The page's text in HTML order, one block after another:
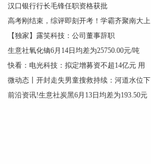
汉口银行行长毛锋任职资格获批
高考刚结束，综评即刻开考！学霸齐聚南大上
【独家】露笑科技：公司董事辞职
生意社氧化镝6月14日均差为25750.00元/吨
快看：电光科技：拟定增募资不超14亿元 用
微动态丨开封走失男童搜救持续：河道水位下
前沿资讯!生意社炭黑6月13日均差为193.50元